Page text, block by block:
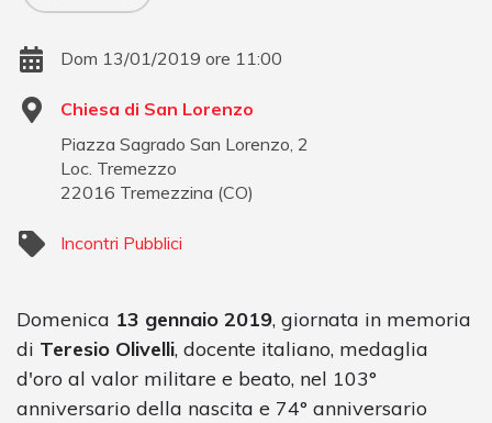
Dom 13/01/2019 ore 11:00
Chiesa di San Lorenzo
Piazza Sagrado San Lorenzo, 2
Loc. Tremezzo
22016 Tremezzina (CO)
Incontri Pubblici
Domenica 13 gennaio 2019, giornata in memoria
di Teresio Olivelli, docente italiano, medaglia
d'oro al valor militare e beato, nel 103°
anniversario della nascita e 74° anniversario